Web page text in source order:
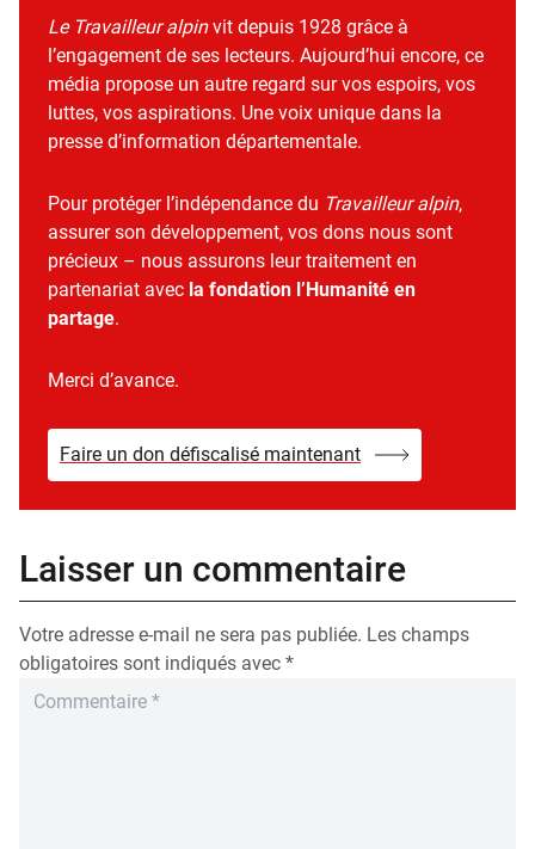
Le Travailleur alpinvit depuis 1928 grâce à
l’engagement de ses lecteurs. Aujourd’hui encore, ce
média propose un autre regard sur vos espoirs, vos
luttes, vos aspirations. Une voix unique dans la
presse d’information départementale.
Pour protéger l’indépendance du Travailleur alpin,
assurer son développement, vos dons nous sont
précieux – nous assurons leur traitement en
partenariat avec la fondation l’Humanité en
partage.
Merci d’avance.
Faire un don défiscalisé maintenant
Laisser un commentaire
Votre adresse e-mail ne sera pas publiée. Les champs
obligatoires sont indiqués avec *